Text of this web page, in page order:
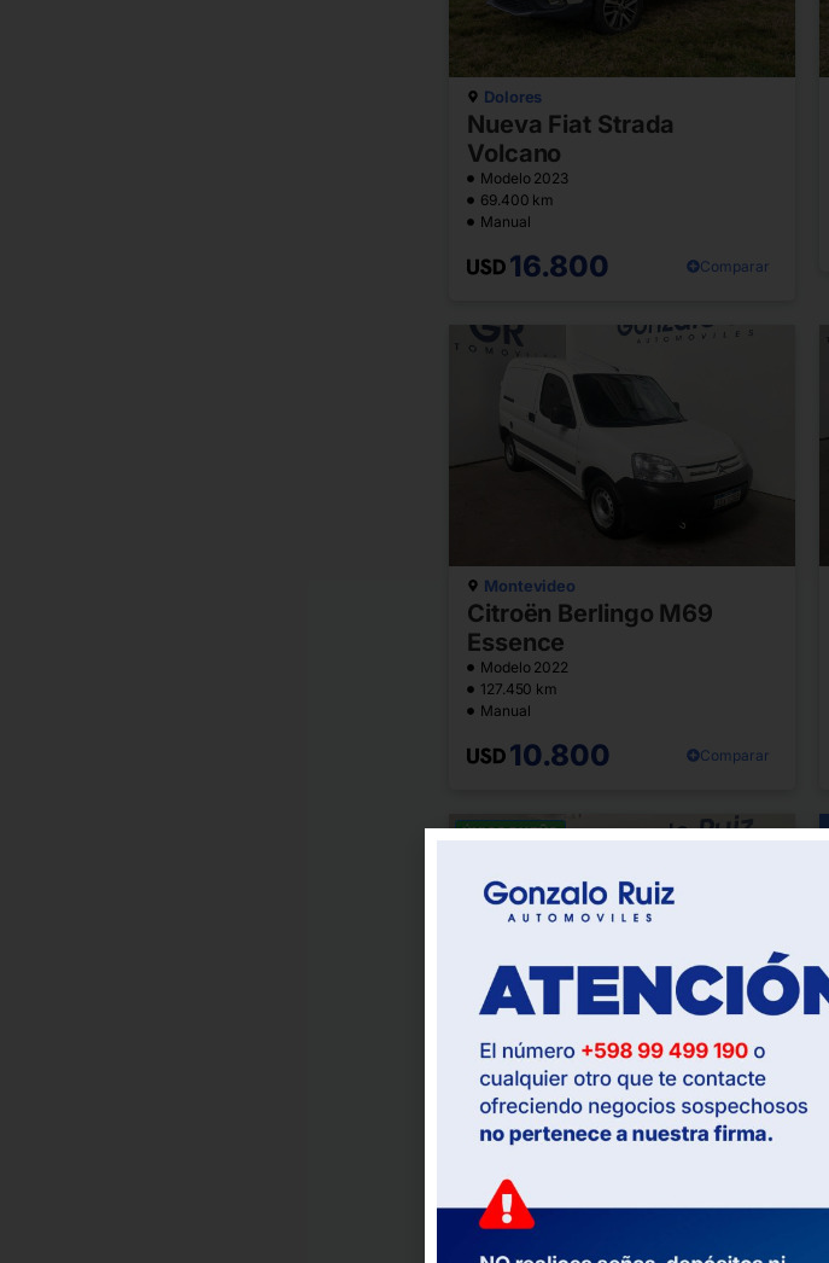
Dolores
Nueva Fiat Strada
Volcano
Modelo 2023
69.400 km
Manual
16.800 Comparar
Montevideo
Citroën Berlingo M69
Essence
Modelo 2022
127.450 km
Manual
10.800 Comparar
ÚNICO DUEÑO
Montevideo
Ford Escape Se Plus
Fwd
98.900 km
Automática